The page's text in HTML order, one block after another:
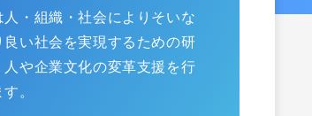
人・組織・社会によりそいな
良い社会を実現するための研
人や企業文化の変革支援を行
。